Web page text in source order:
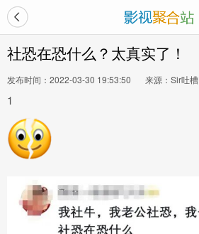
社恐在恐什么？太真实了！
发布时间：2022-03-30 19:53:50 来源：Sir吐槽
1